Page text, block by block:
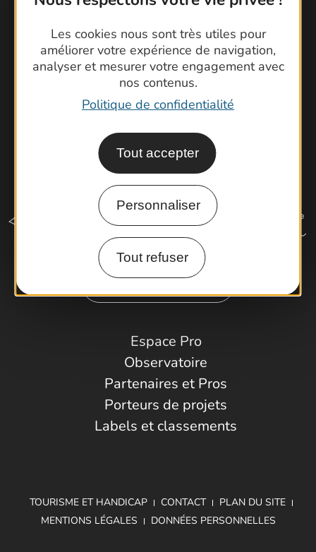
Les cookies nous sont très utiles pour
améliorer votre expérience de navigation,
analyser et mesurer votre engagement avec
nos contenus.
Politique de confidentialité
Tout accepter
Personnaliser
Tout refuser
Brochures
Cartoguides et Topoguides
Latitude Gard
Espace Pro
Observatoire
Partenaires et Pros
Porteurs de projets
Labels et classements
TOURISME ET HANDICAP CONTACT
PLAN DU SITE
MENTIONS LÉGALES
DONNÉES PERSONNELLES